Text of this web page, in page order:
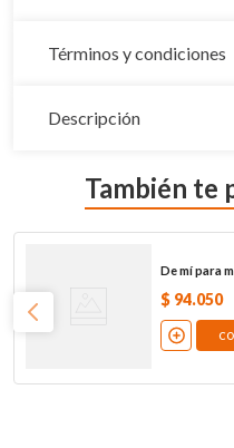
Términos y condiciones
Descripción
También te
De mí para
$ 94.050